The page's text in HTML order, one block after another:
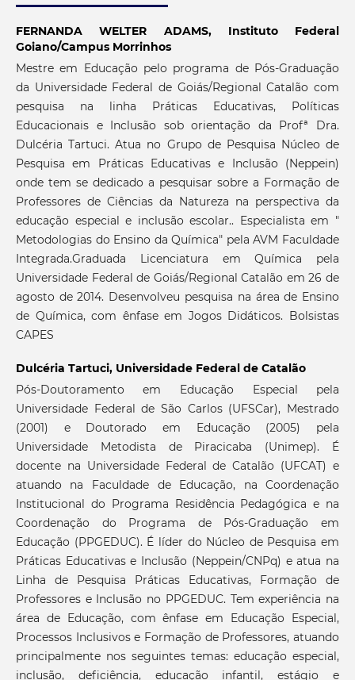
FERNANDA WELTER ADAMS, Instituto Federal
Goiano/Campus Morrinhos
Mestre em Educação pelo programa de Pós-Graduação
da Universidade Federal de Goiás/Regional Catalão com
pesquisa na linha Práticas Educativas, Políticas
Educacionais e Inclusão sob orientação da Profª Dra.
Dulcéria Tartuci. Atua no Grupo de Pesquisa Núcleo de
Pesquisa em Práticas Educativas e Inclusão (Neppein)
onde tem se dedicado a pesquisar sobre a Formação de
Professores de Ciências da Natureza na perspectiva da
educação especial e inclusão escolar.. Especialista em "
Metodologias do Ensino da Química" pela AVM Faculdade
Integrada.Graduada Licenciatura em Química pela
Universidade Federal de Goiás/Regional Catalão em 26 de
agosto de 2014. Desenvolveu pesquisa na área de Ensino
de Química, com ênfase em Jogos Didáticos. Bolsistas
CAPES
Dulcéria Tartuci, Universidade Federal de Catalão
Pós-Doutoramento em Educação Especial pela
Universidade Federal de São Carlos (UFSCar), Mestrado
(2001) e Doutorado em Educação (2005) pela
Universidade Metodista de Piracicaba (Unimep). É
docente na Universidade Federal de Catalão (UFCAT) e
atuando na Faculdade de Educação, na Coordenação
Institucional do Programa Residência Pedagógica e na
Coordenação do Programa de Pós-Graduação em
Educação (PPGEDUC). É líder do Núcleo de Pesquisa em
Práticas Educativas e Inclusão (Neppein/CNPq) e atua na
Linha de Pesquisa Práticas Educativas, Formação de
Professores e Inclusão no PPGEDUC. Tem experiência na
área de Educação, com ênfase em Educação Especial,
Processos Inclusivos e Formação de Professores, atuando
principalmente nos seguintes temas: educação especial,
inclusão, deficiência, educação infantil, estágio e